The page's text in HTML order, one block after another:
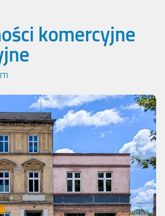
komercyjne